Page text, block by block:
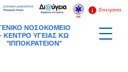
ΝΟΣΟΚΟΜΕΙΟ
ΚΕΝΤΡΟ ΥΓΕΙΑΣ ΚΩ
"ΙΠΠΟΚΡΑΤΕΙΟΝ"
Επείγοντα